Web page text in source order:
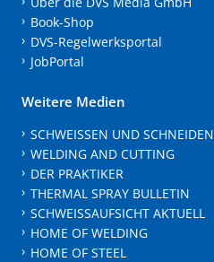
Book-Shop
DVS-Regelwerksportal
JobPortal
Weitere Medien
SCHWEISSEN UND SCHNEIDEN
WELDING AND CUTTING
DER PRAKTIKER
THERMAL SPRAY BULLETIN
SCHWEISSAUFSICHT AKTUELL
HOME OF WELDING
HOME OF STEEL